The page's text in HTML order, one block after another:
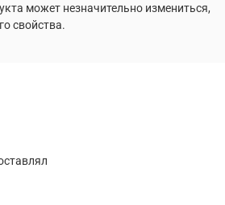
может незначительно измениться,
свойства.